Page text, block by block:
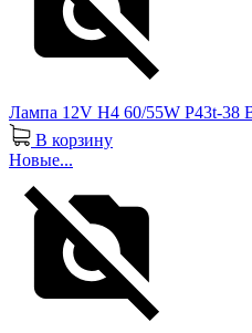
Лампа 12V H4 60/55W P43t-38
В корзину
Новые...